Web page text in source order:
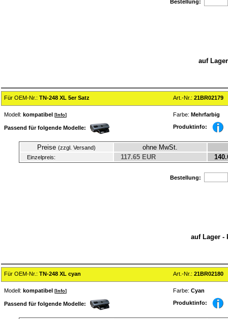
Bestellung:
auf
Für OEM-Nr.: TN-248 XL 5er Satz Art.-Nr.: 21BR02179
Modell: kompatibel [ Info] Farbe: Mehrfarbig
Passend für folgende Modelle: Produktinfo:
Preise (zzgl. Versand) ohne MwSt.
Einzelpreis: 117.65 EUR
Bestellung:
auf Lager -
Für OEM-Nr.: TN-248 XL cyan Art.-Nr.: 21BR02180
Modell: kompatibel [ Info] Farbe: Cyan
Passend für folgende Modelle: Produktinfo: